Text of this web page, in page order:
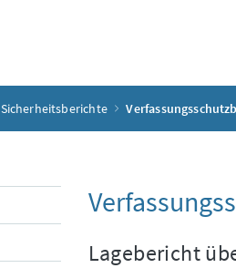
Sicherheitsberichte
Lagebericht